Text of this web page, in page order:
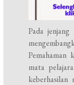
Pada
Pemahaman
mata
keberhasilan